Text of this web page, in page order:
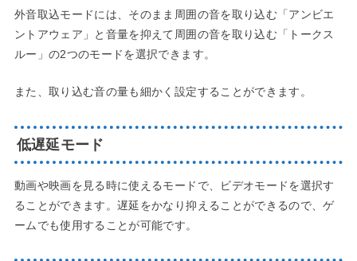
外音取込モードには、そのまま周囲の音を取り込む「アンビエ
ントアウェア」と音量を抑えて周囲の音を取り込む「トークス
ルー」の2つのモードを選択できます。
また、取り込む音の量も細かく設定することができます。
低遅延モード
動画や映画を見る時に使えるモードで、ビデオモードを選択す
ることができます。遅延をかなり抑えることができるので、ゲ
ームでも使用することが可能です。